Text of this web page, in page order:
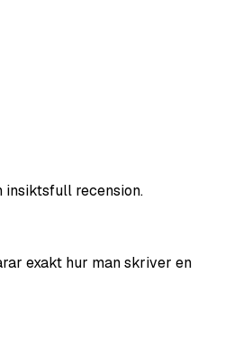
insiktsfull recension.
exakt hur man skriver en